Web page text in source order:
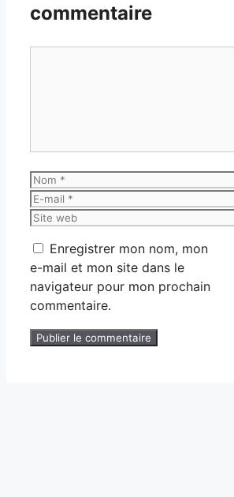
commentaire
Nom
E-
mail
Site
Enregistrer mon nom, mon
e-mail et mon site dans le
navigateur pour mon prochain
commentaire.